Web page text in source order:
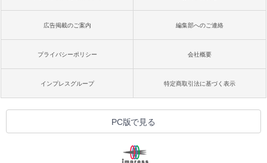
広告掲載のご案内 編集部へのご連絡
プライバシーポリシー 会社概要
インプレスグループ 特定商取引法に基づく表示
PC版で見る